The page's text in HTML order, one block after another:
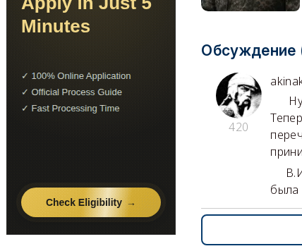
Обсуждение
420
Ну
В.И.
была